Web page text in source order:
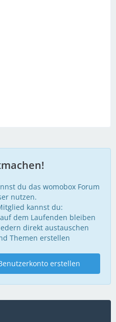
du das womobox Forum
nutzen.
kannst du:
dem Laufenden bleiben
direkt austauschen
Themen erstellen
erstellen